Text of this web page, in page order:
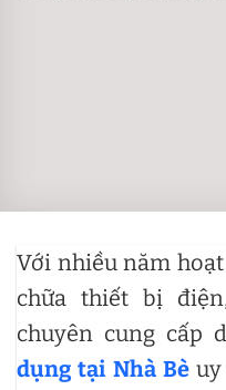
Với nhiều năm
chữa thiết bị
chuyên cung cấp
dụng tại Nhà Bèuy